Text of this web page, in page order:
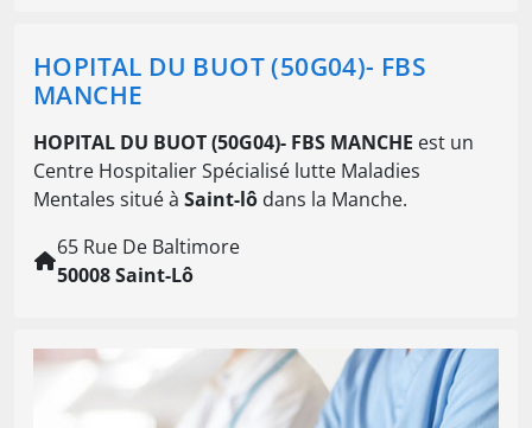
HOPITAL DU BUOT (50G04)- FBS
MANCHE
HOPITAL DU BUOT (50G04)- FBS MANCHE est un
Centre Hospitalier Spécialisé lutte Maladies
Mentales situé à Saint-lô dans la Manche.
65 Rue De Baltimore
50008 Saint-Lô